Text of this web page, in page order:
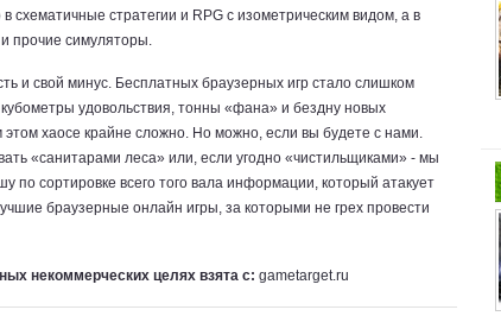
схематичные стратегии и RPG с изометрическим видом, а в
прочие симуляторы.
и свой минус. Бесплатных браузерных игр стало слишком
удовольствия, тонны «фана» и бездну новых
хаосе крайне сложно. Но можно, если вы будете с нами.
«санитарами леса» или, если угодно «чистильщиками» - мы
по сортировке всего того вала информации, который атакует
браузерные онлайн игры, за которыми не грех провести
некоммерческих целях взята с: gametarget.ru